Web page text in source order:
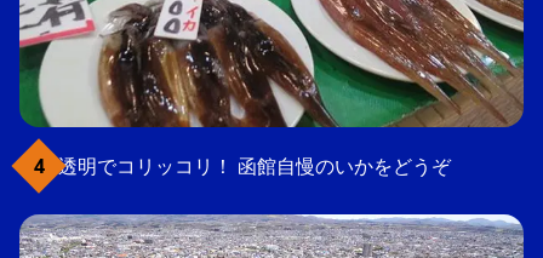
透明でコリッコリ！ 函館自慢のいかをどうぞ